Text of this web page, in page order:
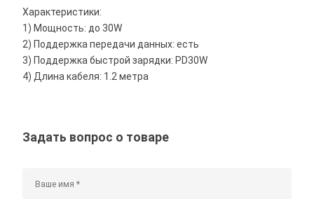
Характеристики:
1) Мощность: до 30W
2) Поддержка передачи данных: есть
3) Поддержка быстрой зарядки: PD30W
4) Длина кабеля: 1.2 метра
Задать вопрос о товаре